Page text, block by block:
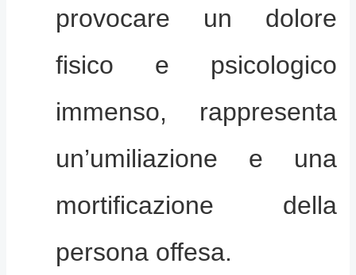
provocare un dolore
fisico e psicologico
immenso, rappresenta
un’umiliazione e una
mortificazione della
persona offesa.